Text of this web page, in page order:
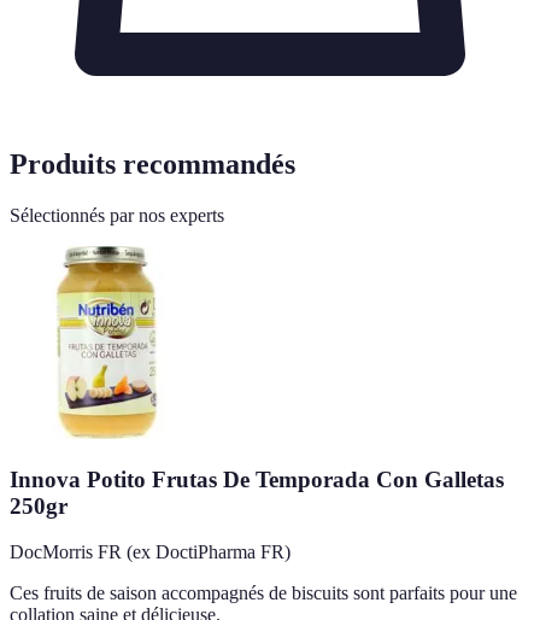
Produits recommandés
Sélectionnés par nos experts
Innova Potito Frutas De Temporada Con Galletas
250gr
DocMorris FR (ex DoctiPharma FR)
Ces fruits de saison accompagnés de biscuits sont parfaits pour une
collation saine et délicieuse.